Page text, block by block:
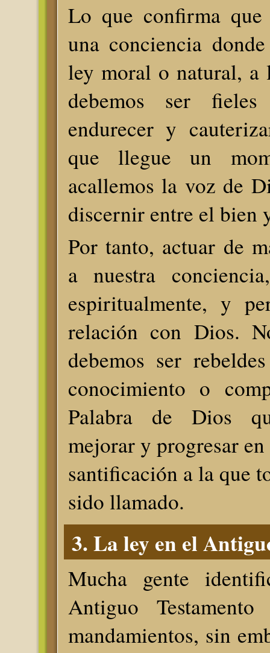
Lo que confirma que
una conciencia
ley moral o natural, a
debemos ser
endurecer y
que llegue un
acallemos la voz de
discernir entre el bien
Por tanto, actuar de
a nuestra
espiritualmente, y
relación con Dios.
debemos ser
conocimiento o
Palabra de Dios
mejorar y progresar
santificación a la que
sido llamado.
3. La ley en el
Mucha gente
Antiguo
mandamientos, sin